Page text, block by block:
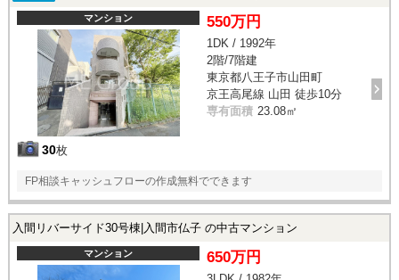
マンション
30枚
550万円
1DK / 1992年
2階/7階建
東京都八王子市山田町
京王高尾線 山田 徒歩10分
専有面積 23.08㎡
FP相談キャッシュフローの作成無料でできます
入間リバーサイド30号棟|入間市仏子 の中古マンション
マンション 650万円